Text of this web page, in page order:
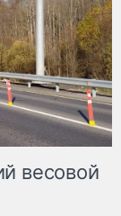
весовой